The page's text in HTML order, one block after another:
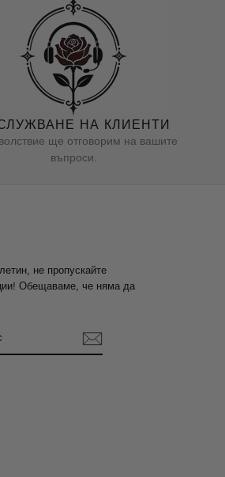
НА КЛИЕНТИ
ще отговорим на вашите
въпроси.
не пропускайте
Обещаваме, че няма да